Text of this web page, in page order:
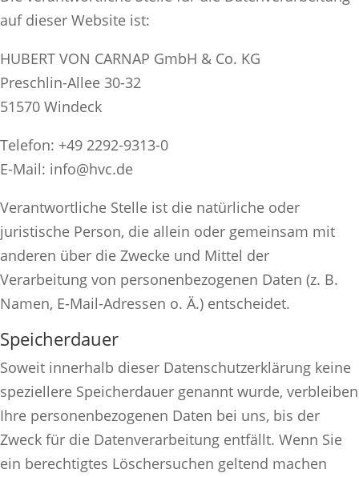
auf dieser Website ist:
HUBERT VON CARNAP GmbH & Co. KG
Preschlin-Allee 30-32
51570 Windeck
Telefon: +49 2292-9313-0
E-Mail: info@hvc.de
Verantwortliche Stelle ist die natürliche oder
juristische Person, die allein oder gemeinsam mit
anderen über die Zwecke und Mittel der
Verarbeitung von personenbezogenen Daten (z. B.
Namen, E-Mail-Adressen o. Ä.) entscheidet.
Speicherdauer
Soweit innerhalb dieser Datenschutzerklärung keine
speziellere Speicherdauer genannt wurde, verbleiben
Ihre personenbezogenen Daten bei uns, bis der
Zweck für die Datenverarbeitung entfällt. Wenn Sie
ein berechtigtes Löschersuchen geltend machen